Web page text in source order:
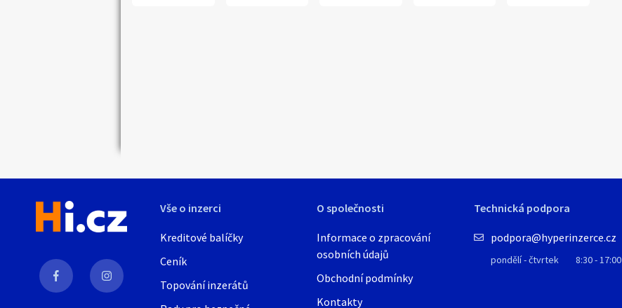
Vše o inzerci
Kreditové balíčky
Ceník
Topování inzerátů
O společnosti
Informace o zpracování
osobních údajů
Obchodní podmínky
Kontakty
Technická podpora
podpora@hyperinzerce.cz
pondělí - čtvrtek 8:30 - 17:00